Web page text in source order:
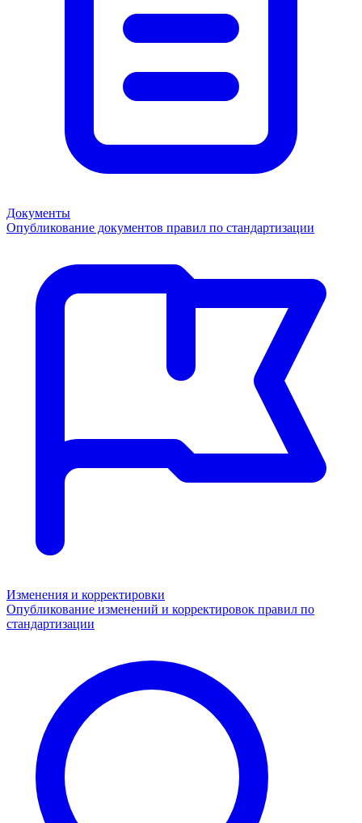
Документы
Опубликование документов правил по стандартизации
Изменения и корректировки
Опубликование изменений и корректировок правил по
стандартизации